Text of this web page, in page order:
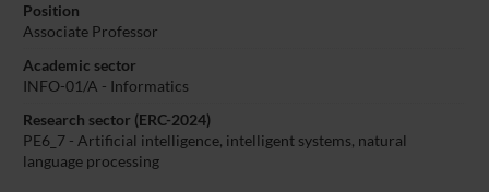
Position
Associate Professor
Academic sector
INFO-01/A - Informatics
Research sector (ERC-2024)
PE6_7 - Artificial intelligence, intelligent systems, natural
language processing